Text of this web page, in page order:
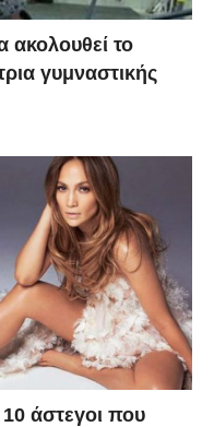
ακολουθεί το
γυμναστικής
άστεγοι που